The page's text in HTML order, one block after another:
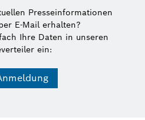
Presseinformationen
E-Mail erhalten?
Ihre Daten in unseren
ein: